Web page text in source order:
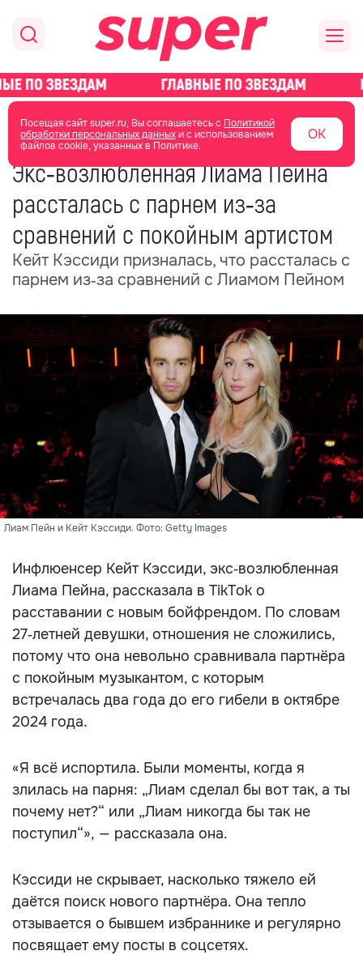
Посещая сайт super.ru, Вы соглашаетесь с Политикой
обработки персональных данныхи с использованием
файлов cookie, указанных в Политике.
ОК
главная новости о звездах новости
25 июня 18:21
Экс‑возлюбленная Лиама Пейна
рассталась с парнем из‑за
сравнений с покойным артистом
Кейт Кэссиди призналась, что рассталась с
парнем из‑за сравнений с Лиамом Пейном
Лиам Пейн и Кейт Кэссиди. Фото: Getty Images
Инфлюенсер Кейт Кэссиди, экс‑возлюбленная
Лиама Пейна, рассказала в TikTok о
расставании с новым бойфрендом. По словам
27‑летней девушки, отношения не сложились,
потому что она невольно сравнивала партнёра
с покойным музыкантом, с которым
встречалась два года до его гибели в октябре
2024 года.
«Я всё испортила. Были моменты, когда я
злилась на парня: „Лиам сделал бы вот так, а ты
почему нет?“ или „Лиам никогда бы так не
поступил“», — рассказала она.
Кэссиди не скрывает, насколько тяжело ей
даётся поиск нового партнёра. Она тепло
отзывается о бывшем избраннике и регулярно
посвящает ему посты в соцсетях.